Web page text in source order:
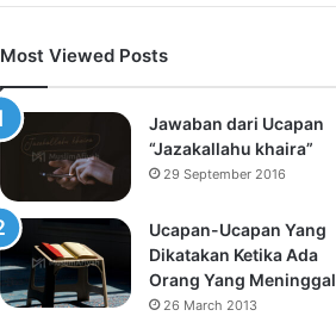
Most Viewed Posts
Jawaban dari Ucapan
“Jazakallahu khaira”
29 September 2016
Ucapan-Ucapan Yang
Dikatakan Ketika Ada
Orang Yang Meninggal
26 March 2013